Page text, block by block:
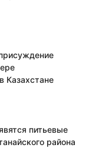
Казахстане
питьевые
района